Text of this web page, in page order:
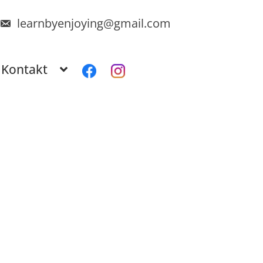
learnbyenjoying@gmail.com
Kontakt